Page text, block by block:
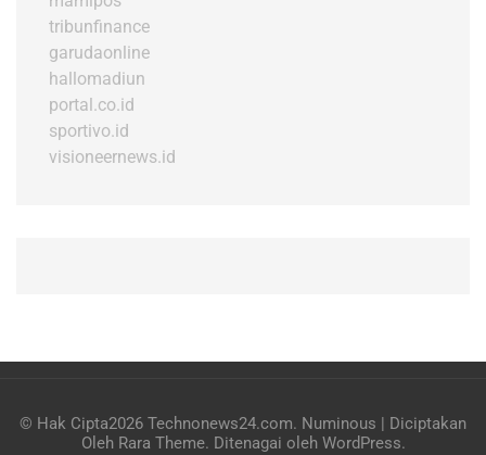
tribunfinance
garudaonline
hallomadiun
portal.co.id
sportivo.id
visioneernews.id
© Hak Cipta2026 Technonews24.com. Numinous | Diciptakan
Oleh Rara Theme. Ditenagai oleh WordPress.